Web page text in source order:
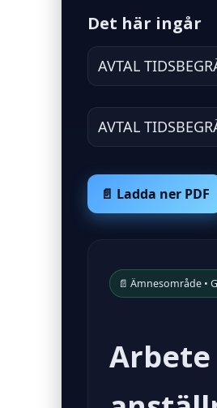
Det här ingår
AVTAL
AVTAL
📄 Ladda ner PDF
📄 Ämnesområde •
Arbete